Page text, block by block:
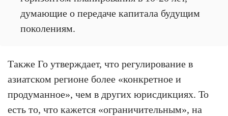
думающие о передаче капитала будущим
поколениям.
Также Го утверждает, что регулирование в
азиатском регионе более «конкретное и
продуманное», чем в других юрисдикциях. То
есть то, что кажется «ограничительным», на